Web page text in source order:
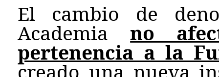
El cambio de
Academiano
pertenencia a la
creado una nueva